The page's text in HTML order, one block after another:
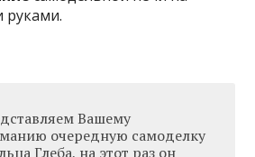
руками.
Вашему
очередную самоделку
Глеба, на этот раз он